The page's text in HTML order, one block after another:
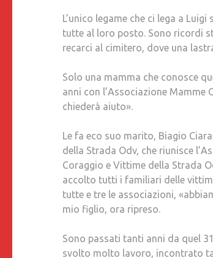
L’unico legame che ci lega a
tutte al loro posto. Sono ricordi
recarci al cimitero, dove una
Solo una mamma che conosce
anni con l’Associazione
chiederà aiuto».
Le fa eco suo marito, Biagio
della Strada Odv, che riunisce
Coraggio e Vittime della Strada
accolto tutti i familiari delle
tutte e tre le associazioni,
mio figlio, ora ripreso.
Sono passati tanti anni da quel
svolto molto lavoro, incontrato